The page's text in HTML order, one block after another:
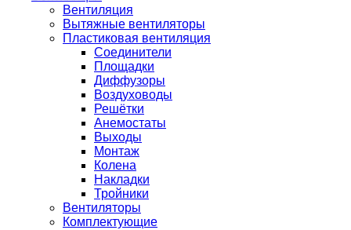
Вентиляция
Вытяжные вентиляторы
Пластиковая вентиляция
Соединители
Площадки
Диффузоры
Воздуховоды
Решётки
Анемостаты
Выходы
Монтаж
Колена
Накладки
Тройники
Вентиляторы
Комплектующие